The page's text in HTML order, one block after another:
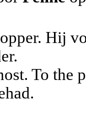
Hij
To the